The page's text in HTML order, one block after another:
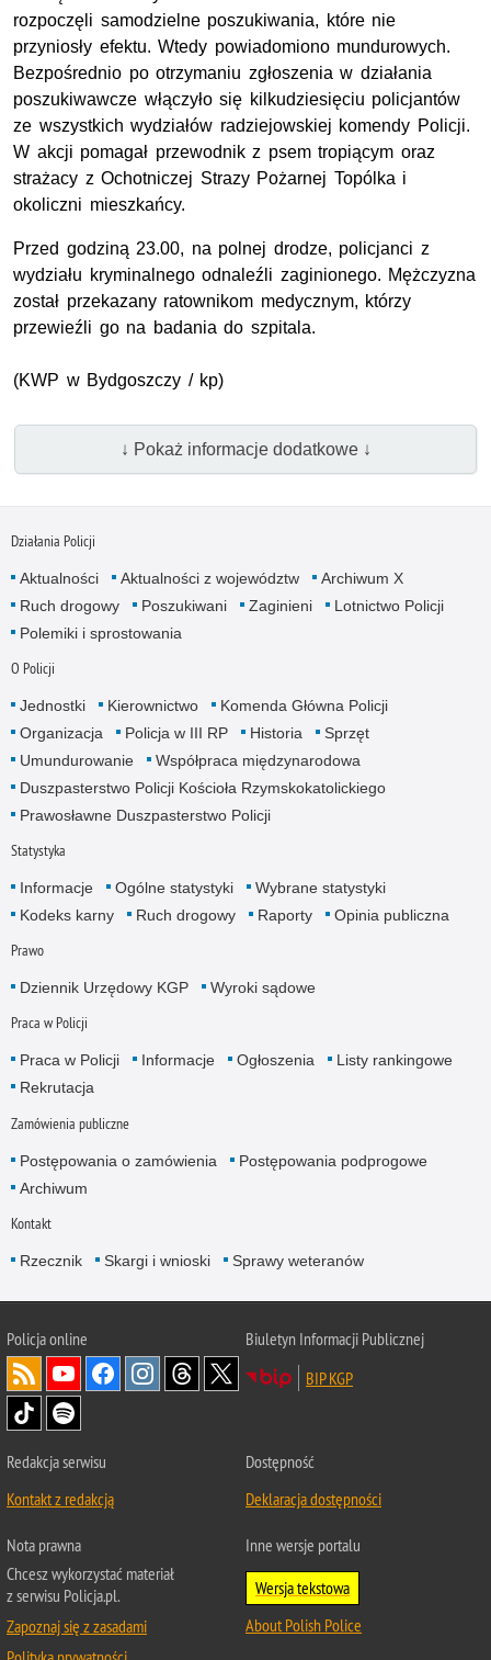
rozpoczęli samodzielne poszukiwania, które nie
przyniosły efektu. Wtedy powiadomiono mundurowych.
Bezpośrednio po otrzymaniu zgłoszenia w działania
poszukiwawcze włączyło się kilkudziesięciu policjantów
ze wszystkich wydziałów radziejowskiej komendy Policji.
W akcji pomagał przewodnik z psem tropiącym oraz
strażacy z Ochotniczej Strazy Pożarnej Topólka i
okoliczni mieszkańcy.
Przed godziną 23.00, na polnej drodze, policjanci z
wydziału kryminalnego odnaleźli zaginionego. Mężczyzna
został przekazany ratownikom medycznym, którzy
przewieźli go na badania do szpitala.
(KWP w Bydgoszczy / kp)
↓ Pokaż informacje dodatkowe ↓
Działania Policji
Aktualności Aktualności z województw
Archiwum X
Ruch drogowy
Poszukiwani Zaginieni
Lotnictwo Policji
Polemiki i sprostowania
O Policji
Jednostki Kierownictwo
Komenda Główna Policji
Organizacja
Policja w III RP Historia
Sprzęt
Umundurowanie
Współpraca międzynarodowa
Duszpasterstwo Policji Kościoła Rzymskokatolickiego
Prawosławne Duszpasterstwo Policji
Statystyka
Informacje Ogólne statystyki
Wybrane statystyki
Kodeks karny
Ruch drogowy Raporty Opinia publiczna
Prawo
Dziennik Urzędowy KGP Wyroki sądowe
Praca w Policji
Praca w Policji Informacje Ogłoszenia
Listy rankingowe
Rekrutacja
Zamówienia publiczne
Postępowania o zamówienia
Postępowania podprogowe
Archiwum
Kontakt
Rzecznik Skargi i wnioski Sprawy weteranów
Policjaonline
Biuletyn Informacji Publicznej
BIP KGP
Redakcja serwisu
Kontakt z redakcją
Dostępność
Deklaracja dostępności
Nota prawna
Chcesz wykorzystać materiał
z serwisu Policja.pl.
Zapoznaj się z zasadami
Inne wersje portalu
Wersja tekstowa
About Polish Police